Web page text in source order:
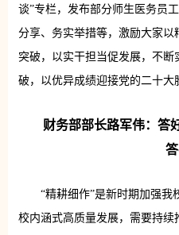
谈”专栏，发布部分师生医务员
分享、务实举措等，激励大家
突破，以实干担当促发展，不
破，以优异成绩迎接党的二十大
财务部部长路军伟：答
“精耕细作”是新时期加强我
校内涵式高质量发展，需要持